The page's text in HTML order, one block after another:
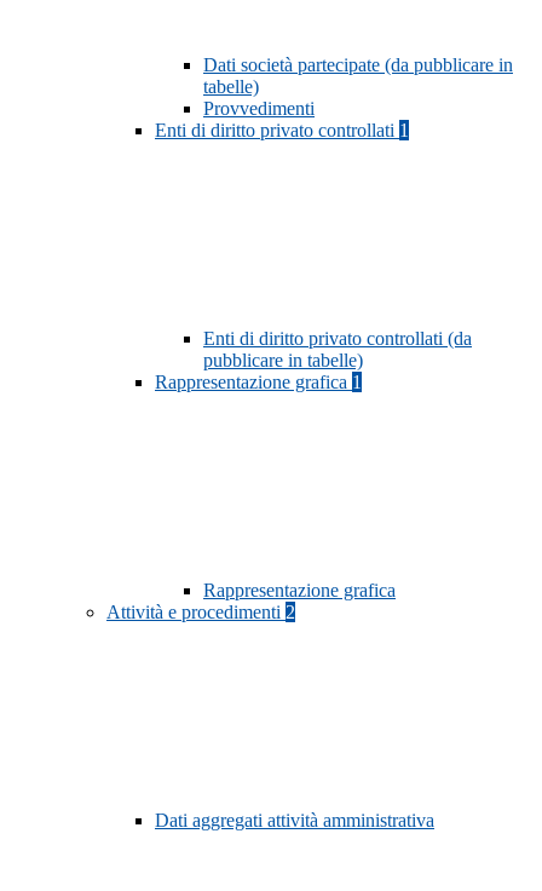
Dati società partecipate (da pubblicare in
tabelle)
Provvedimenti
Enti di diritto privato controllati 1
Enti di diritto privato controllati (da
pubblicare in tabelle)
Rappresentazione grafica 1
Rappresentazione grafica
Attività e procedimenti 2
Dati aggregati attività amministrativa